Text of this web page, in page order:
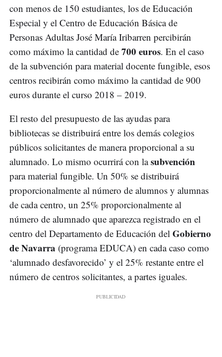
con menos de 150 estudiantes, los de Educación
Especial y el Centro de Educación Básica de
Personas Adultas José María Iribarren percibirán
como máximo la cantidad de 700 euros. En el caso
de la subvención para material docente fungible, esos
centros recibirán como máximo la cantidad de 900
euros durante el curso 2018 – 2019.
El resto del presupuesto de las ayudas para
bibliotecas se distribuirá entre los demás colegios
públicos solicitantes de manera proporcional a su
alumnado. Lo mismo ocurrirá con lasubvención
para material fungible. Un 50% se distribuirá
proporcionalmente al número de alumnos y alumnas
de cada centro, un 25% proporcionalmente al
número de alumnado que aparezca registrado en el
centro del Departamento de Educación del Gobierno
de Navarra (programa EDUCA) en cada caso como
‘alumnado desfavorecido’ y el 25% restante entre el
número de centros solicitantes, a partes iguales.